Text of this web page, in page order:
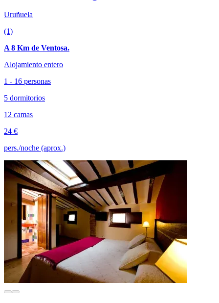
Uruñuela
(1)
A 8 Km de Ventosa.
Alojamiento entero
1 - 16 personas
5 dormitorios
12 camas
24 €
pers./noche (aprox.)